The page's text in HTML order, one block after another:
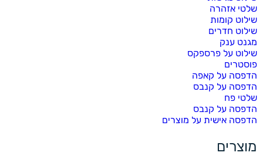
שלטי אזהרה
שילוט קומות
שילוט חדרים
מגנט ענק
שילוט על פרספקס
פוסטרים
הדפסה על קאפה
הדפסה על קנבס
שלטי פח
הדפסה על קנבס
הדפסה אישית על מוצרים
מוצרים